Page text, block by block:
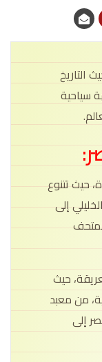
التاريخ
سياحية
حيث تتنوع
إلى
حيث
من معبد
إلى